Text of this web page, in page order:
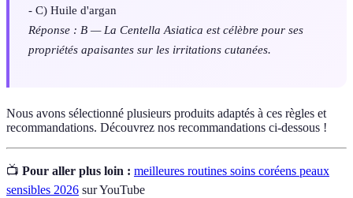
- C) Huile d'argan
Réponse : B — La Centella Asiatica est célèbre pour ses
propriétés apaisantes sur les irritations cutanées.
Nous avons sélectionné plusieurs produits adaptés à ces règles et
recommandations. Découvrez nos recommandations ci-dessous !
📺 Pour aller plus loin : meilleures routines soins coréens peaux
sensibles 2026 sur YouTube